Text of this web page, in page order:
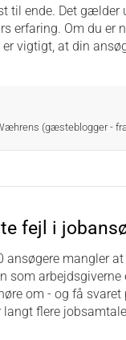
til ende. Det gælder
erfaring. Om du er
er vigtigt, at din
(gæsteblogger -
fejl i
ansøgere mangler
som arbejdsgiverne
om - og få svaret
flere